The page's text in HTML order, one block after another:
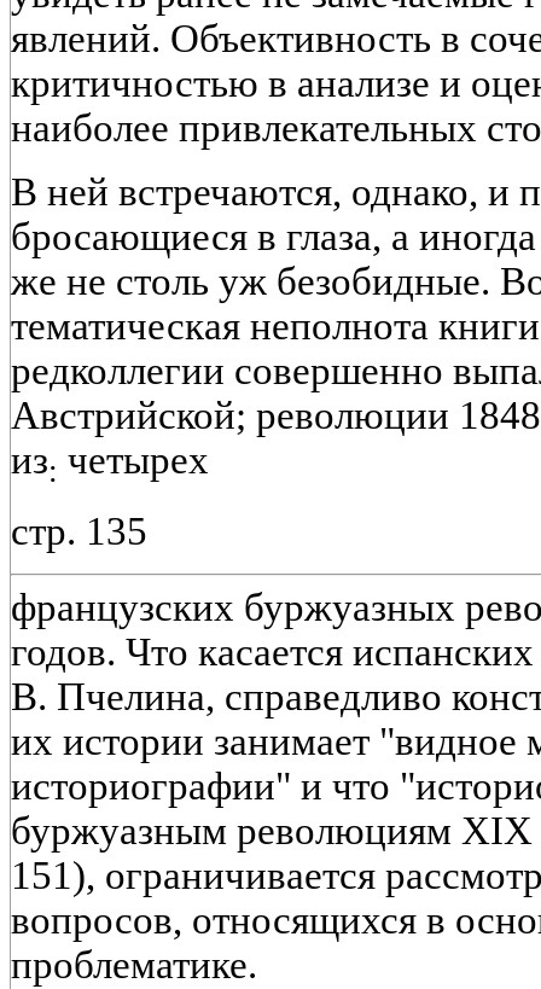
явлений. Объективность в
критичностью в анализе и
наиболее привлекательных
В ней встречаются, однако, и
бросающиеся в глаза, а
же не столь уж безобидные.
тематическая неполнота
редколлегии совершенно
Австрийской; революции
из: четырех
стр. 135
французских буржуазных
годов. Что касается
В. Пчелина, справедливо
их истории занимает "видное
историографии" и что
буржуазным революциям XIX
151), ограничивается
вопросов, относящихся в
проблематике.